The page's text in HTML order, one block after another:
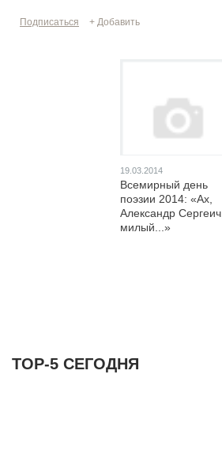
Подписаться + Добавить
19.03.2014
Всемирный день
поэзии 2014: «Ах,
Александр Сергеич,
милый...»
ТОР-5 СЕГОДНЯ